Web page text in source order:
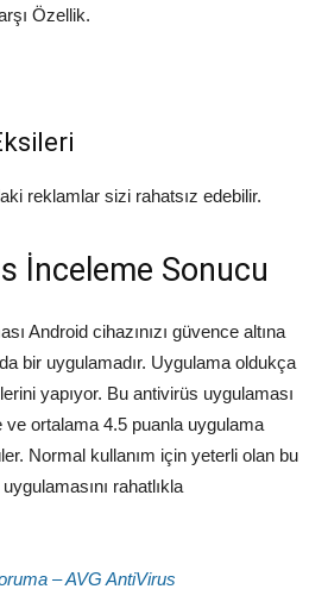
Özellik.
reklamlar sizi rahatsız edebilir.
İnceleme Sonucu
Android cihazınızı güvence altına
bir uygulamadır. Uygulama oldukça
yapıyor. Bu antivirüs uygulaması
ortalama 4.5 puanla uygulama
Normal kullanım için yeterli olan bu
rahatlıkla
– AVG AntiVirus